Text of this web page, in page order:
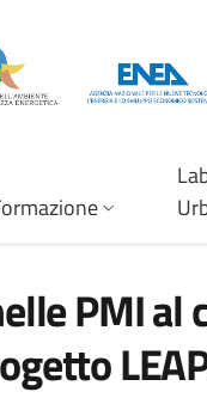
PMI al